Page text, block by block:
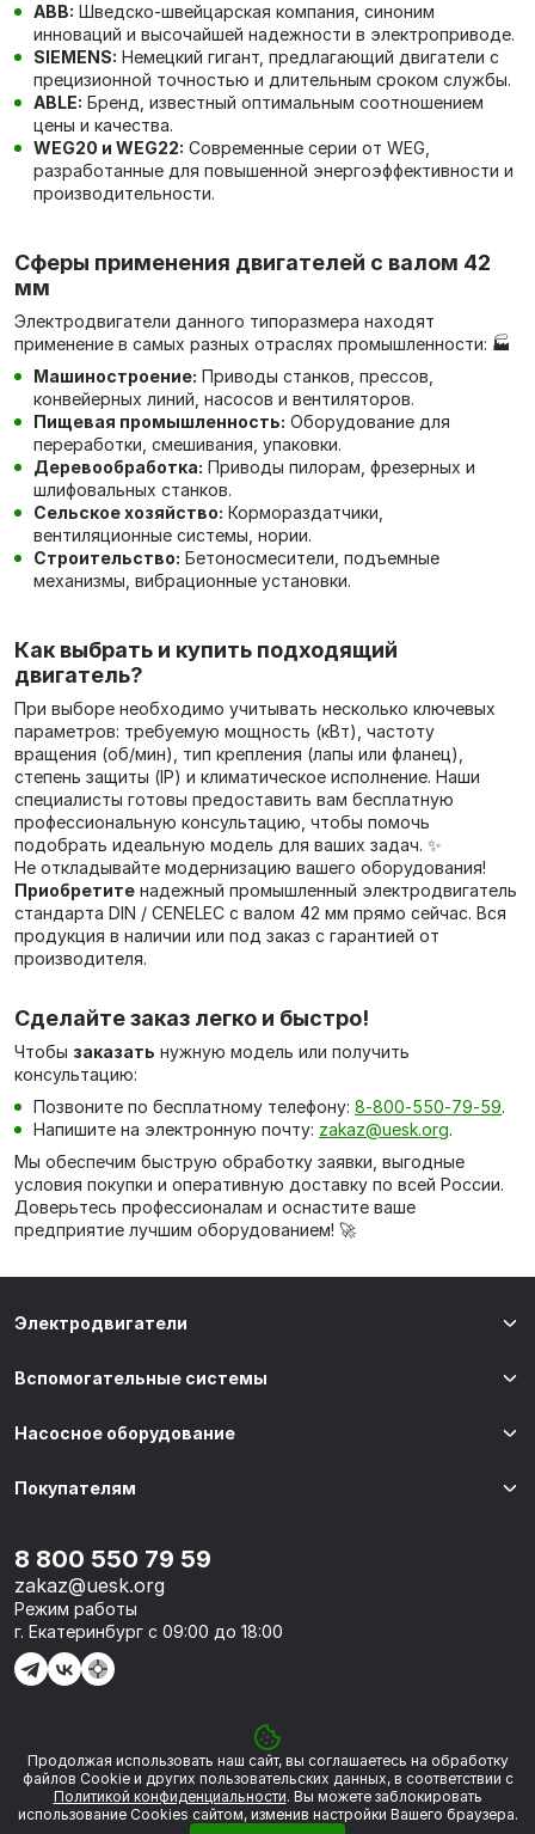
ABB: Шведско-швейцарская компания, синоним
инноваций и высочайшей надежности в электроприводе.
SIEMENS: Немецкий гигант, предлагающий двигатели с
прецизионной точностью и длительным сроком службы.
ABLE: Бренд, известный оптимальным соотношением
цены и качества.
WEG20 и WEG22: Современные серии от WEG,
разработанные для повышенной энергоэффективности и
производительности.
Сферы применения двигателей с валом 42
мм
Электродвигатели данного типоразмера находят
применение в самых разных отраслях промышленности: 🏭
Машиностроение: Приводы станков, прессов,
конвейерных линий, насосов и вентиляторов.
Пищевая промышленность: Оборудование для
переработки, смешивания, упаковки.
Деревообработка: Приводы пилорам, фрезерных и
шлифовальных станков.
Сельское хозяйство: Кормораздатчики,
вентиляционные системы, нории.
Строительство: Бетоносмесители, подъемные
механизмы, вибрационные установки.
Как выбрать и купить подходящий
двигатель?
При выборе необходимо учитывать несколько ключевых
параметров: требуемую мощность (кВт), частоту
вращения (об/мин), тип крепления (лапы или фланец),
степень защиты (IP) и климатическое исполнение. Наши
специалисты готовы предоставить вам бесплатную
профессиональную консультацию, чтобы помочь
подобрать идеальную модель для ваших задач. ✨
Не откладывайте модернизацию вашего оборудования!
Приобретите надежный промышленный электродвигатель
стандарта DIN / CENELEC с валом 42 мм прямо сейчас. Вся
продукция в наличии или под заказ с гарантией от
производителя.
Сделайте заказ легко и быстро!
Чтобы заказать нужную модель или получить
консультацию:
Позвоните по бесплатному телефону: 8‑800‑550‑79‑59.
Напишите на электронную почту: zakaz@uesk.org.
Мы обеспечим быструю обработку заявки, выгодные
условия покупки и оперативную доставку по всей России.
Доверьтесь профессионалам и оснастите ваше
предприятие лучшим оборудованием! 🚀
© 2026 «УЭСК-ТЕХНОЛОГИИ»
Электродвигатели
Вспомогательные системы
Насосное оборудование
Покупателям
8 800 550 79 59
zakaz@uesk.org
Режим работы
г. Екатеринбург с 09:00 до 18:00
Продолжая использовать наш сайт, вы соглашаетесь на обработку
файлов Сookie и других пользовательских данных, в соответствии с
Политикой конфиденциальности. Вы можете заблокировать
использование Cookies сайтом, изменив настройки Вашего браузера.